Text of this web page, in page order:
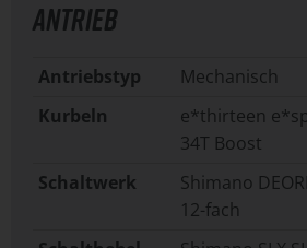
ANTRIEB
Antriebstyp
Mechanisch
Kurbeln
e*thirteen
34T Boost
Schaltwerk
Shimano
12-fach